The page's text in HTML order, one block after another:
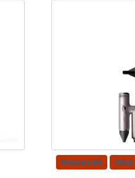
Nouveauté